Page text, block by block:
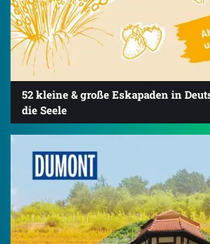
52 kleine & große Eskapaden in
die Seele